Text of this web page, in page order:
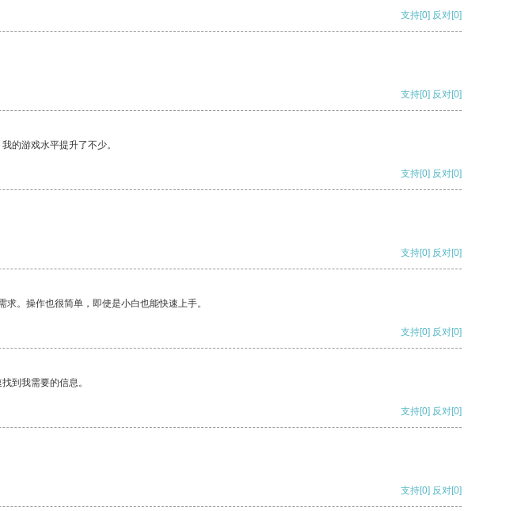
支持[0] 反对[0]
支持[0] 反对[0]
的游戏水平提升了不少。
支持[0] 反对[0]
支持[0] 反对[0]
。操作也很简单，即使是小白也能快速上手。
支持[0] 反对[0]
到我需要的信息。
支持[0] 反对[0]
支持[0] 反对[0]